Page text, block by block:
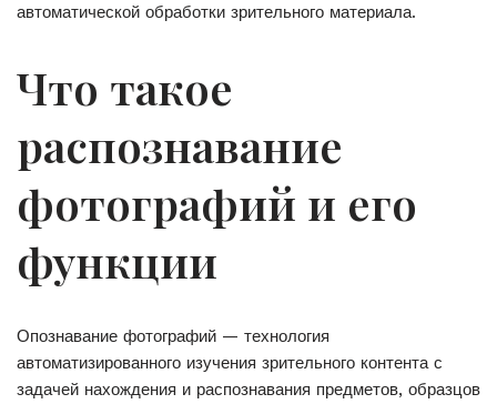
автоматической обработки зрительного материала.
Что такое
распознавание
фотографий и его
функции
Опознавание фотографий — технология
автоматизированного изучения зрительного контента с
задачей нахождения и распознавания предметов, образцов